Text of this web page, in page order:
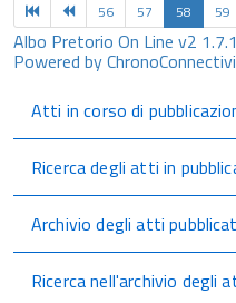
56 57 58 59
Albo Pretorio On Line v2 1.7.1
Powered by
Atti in corso di
Ricerca degli atti in
Archivio degli atti
Ricerca nell'archivio degli